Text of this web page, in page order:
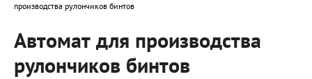
производства рулончиков бинтов
Автомат для производства
рулончиков бинтов